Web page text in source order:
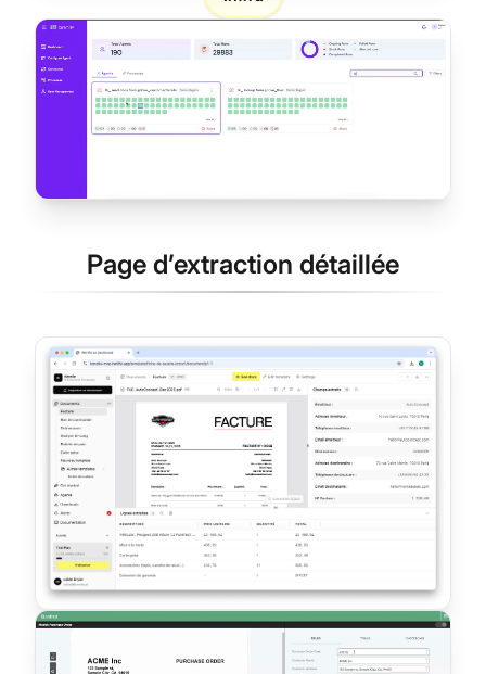
Page d’extraction détaillée